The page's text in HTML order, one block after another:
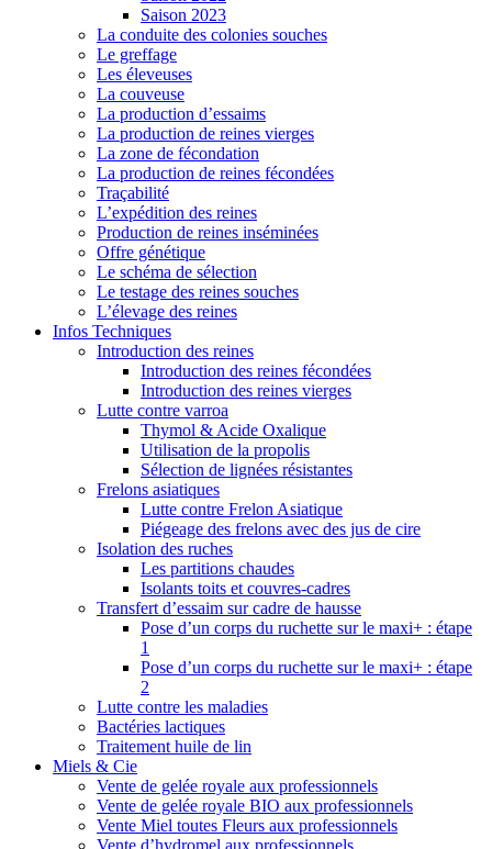
Saison 2023
La conduite des colonies souches
Le greffage
Les éleveuses
La couveuse
La production d’essaims
La production de reines vierges
La zone de fécondation
La production de reines fécondées
Traçabilité
L’expédition des reines
Production de reines inséminées
Offre génétique
Le schéma de sélection
Le testage des reines souches
L’élevage des reines
Infos Techniques
Introduction des reines
Introduction des reines fécondées
Introduction des reines vierges
Lutte contre varroa
Thymol & Acide Oxalique
Utilisation de la propolis
Sélection de lignées résistantes
Frelons asiatiques
Lutte contre Frelon Asiatique
Piégeage des frelons avec des jus de cire
Isolation des ruches
Les partitions chaudes
Isolants toits et couvres-cadres
Transfert d’essaim sur cadre de hausse
Pose d’un corps du ruchette sur le maxi+ : étape
1
Pose d’un corps du ruchette sur le maxi+ : étape
2
Lutte contre les maladies
Bactéries lactiques
Traitement huile de lin
Miels & Cie
Vente de gelée royale aux professionnels
Vente de gelée royale BIO aux professionnels
Vente Miel toutes Fleurs aux professionnels
Vente d’hydromel aux professionnels